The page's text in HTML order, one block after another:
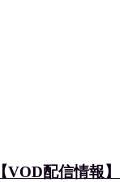
配信情報】